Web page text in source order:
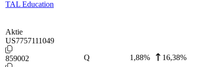
TAL Education
Aktie
US7757111049
859002 Q 1,88% 16,38%